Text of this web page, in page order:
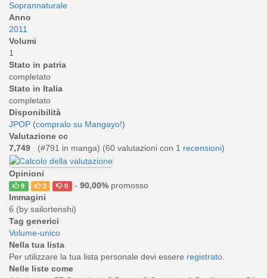
Soprannaturale
Anno
2011
Volumi
1
Stato in patria
completato
Stato in Italia
completato
Disponibilità
JPOP (compralo su Mangayo!)
Valutazione cc
7,749
(#791 in manga) (60 valutazioni con 1 recensioni)
Opinioni
9 2 0 - 90,00%promosso
Immagini
6 (by sailortenshi)
Tag generici
Volume-unico
Nella tua lista
Per utilizzare la tua lista personale devi essere registrato
Nelle liste come